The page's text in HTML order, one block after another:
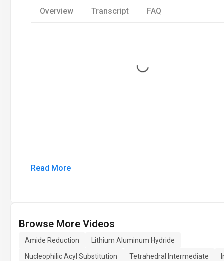
Overview Transcript FAQ
Loading...
Read More
Browse More Videos
Amide Reduction
Lithium Aluminum Hydride
Nucleophilic Acyl Substitution
Tetrahedral Intermediate